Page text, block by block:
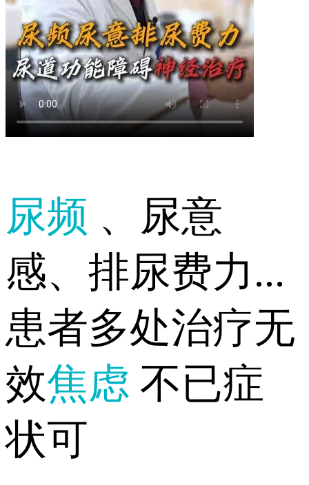
尿频 、尿意
感、排尿费力...
患者多处治疗无
效焦虑 不已症
状可